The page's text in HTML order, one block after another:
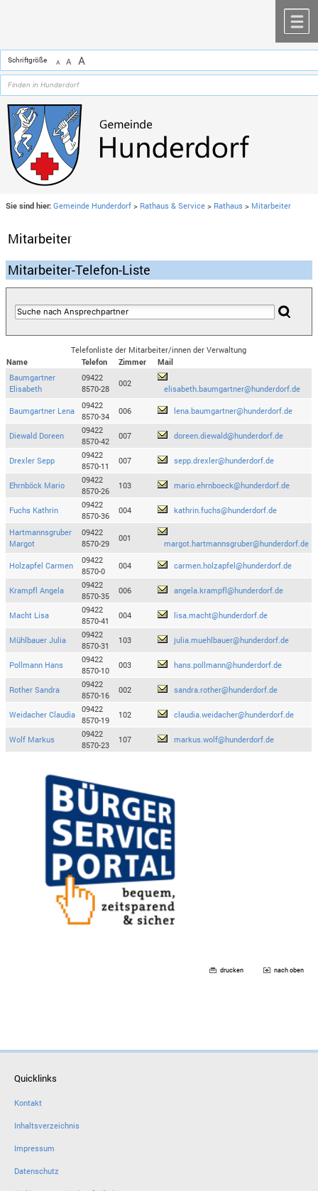
Schriftgröße A A A
Sie sind hier: Gemeinde Hunderdorf > Rathaus & Service > Rathaus > Mitarbeiter
Mitarbeiter
Mitarbeiter-Telefon-Liste
Telefonliste der Mitarbeiter/innen der Verwaltung
Name
Telefon Zimmer
Mail
Baumgartner
Elisabeth
09422
8570-28
002
elisabeth.baumgartner@hunderdorf.de
Baumgartner Lena
09422
8570-34
006 lena.baumgartner@hunderdorf.de
Diewald Doreen
09422
8570-42
007 doreen.diewald@hunderdorf.de
Drexler Sepp
09422
8570-11
007 sepp.drexler@hunderdorf.de
Ehrnböck Mario
09422
8570-26
103 mario.ehrnboeck@hunderdorf.de
Fuchs Kathrin
09422
8570-36
004 kathrin.fuchs@hunderdorf.de
Hartmannsgruber
Margot
09422
8570-29
001
margot.hartmannsgruber@hunderdorf.de
Holzapfel Carmen
09422
8570-0
004 carmen.holzapfel@hunderdorf.de
Krampfl Angela
09422
8570-35
006 angela.krampfl@hunderdorf.de
Macht Lisa
09422
8570-41
004 lisa.macht@hunderdorf.de
Mühlbauer Julia
09422
8570-31
103 julia.muehlbauer@hunderdorf.de
Pollmann Hans
09422
8570-10
003 hans.pollmann@hunderdorf.de
Rother Sandra
09422
8570-16
002 sandra.rother@hunderdorf.de
Weidacher Claudia
09422
8570-19
102 claudia.weidacher@hunderdorf.de
Wolf Markus
09422
8570-23
107 markus.wolf@hunderdorf.de
drucken nach oben
Quicklinks
Kontakt
Inhaltsverzeichnis
Impressum
Datenschutz